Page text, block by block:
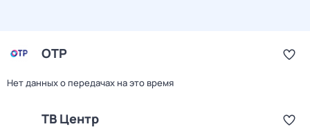
ОТР
Нет данных о передачах на это время
ТВ Центр